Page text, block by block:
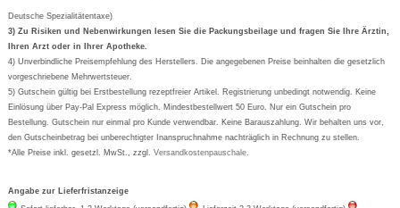
Formoline
Wick
Eucerin
Basica
Deutsche Spezialitätentaxe)
3) Zu Risiken und Nebenwirkungen lesen Sie die Packungsbeilage und fragen Sie Ihre Ärztin,
Ihren Arzt oder in Ihrer Apotheke.
4) Unverbindliche Preisempfehlung des Herstellers. Die angegebenen Preise beinhalten die gesetzlich
vorgeschriebene Mehrwertsteuer.
5) Gutschein gültig bei Erstbestellung rezeptfreier Artikel. Registrierung unbedingt notwendig. Keine
Einlösung über Pay-Pal Express möglich. Mindestbestellwert 50 Euro. Nur ein Gutschein pro
Bestellung. Gutschein nur einmal pro Kunde verwendbar. Keine Barauszahlung. Wir behalten uns vor,
den Gutscheinbetrag bei unberechtigter Inanspruchnahme nachträglich in Rechnung zu stellen.
*Alle Preise inkl. gesetzl. MwSt., zzgl.Versandkostenpauschale
Angabe zur Lieferfristanzeige